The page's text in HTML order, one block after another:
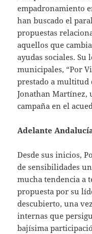
empadronamiento
han buscado el
propuestas
aquellos que
ayudas sociales. Su
municipales, “Por
prestado a multitud
Jonathan Martínez,
campaña en el
Adelante
Desde sus inicios,
de sensibilidades
mucha tendencia a
propuesta por su
descubierto, una
internas que
bajísima